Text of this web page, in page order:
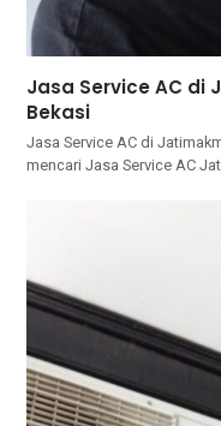
Jasa Service AC di
Bekasi
Jasa Service AC di
mencari Jasa Service AC